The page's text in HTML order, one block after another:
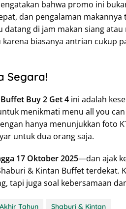
bahwa promo ini
dan pengalaman
datang di jam makan siang
biasanya antrian cukup
Segara!
Buy 2 Get 4 ini adalah
menikmati menu all you
hanya menunjukkan foto
untuk dua orang saja.
17 Oktober 2025—dan ajak
& Kintan Buffet terdekat.
tapi juga soal kebersamaan
Tahun Shaburi & Kintan